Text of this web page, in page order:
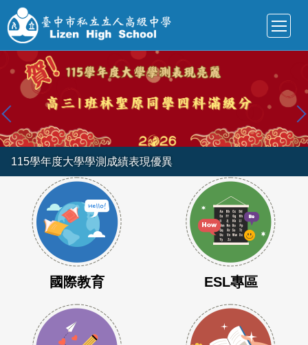
到
主
內
區
115學年度大學學測成績表現優異
國際教育 ESL專區